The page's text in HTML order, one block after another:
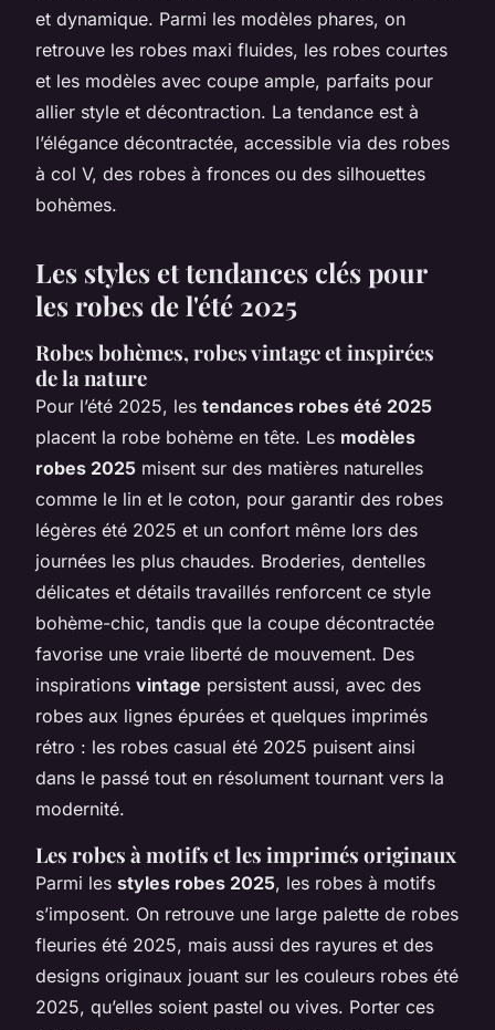
et dynamique. Parmi les modèles phares, on
retrouve les robes maxi fluides, les robes courtes
et les modèles avec coupe ample, parfaits pour
allier style et décontraction. La tendance est à
l’élégance décontractée, accessible via des robes
à col V, des robes à fronces ou des silhouettes
bohèmes.
Les styles et tendances clés pour
les robes de l'été 2025
Robes bohèmes, robes vintage et inspirées
de la nature
Pour l’été 2025, les tendances robes été 2025
placent la robe bohème en tête. Les modèles
robes 2025 misent sur des matières naturelles
comme le lin et le coton, pour garantir des robes
légères été 2025 et un confort même lors des
journées les plus chaudes. Broderies, dentelles
délicates et détails travaillés renforcent ce style
bohème-chic, tandis que la coupe décontractée
favorise une vraie liberté de mouvement. Des
inspirations vintage persistent aussi, avec des
robes aux lignes épurées et quelques imprimés
rétro : les robes casual été 2025 puisent ainsi
dans le passé tout en résolument tournant vers la
modernité.
Les robes à motifs et les imprimés originaux
Parmi les styles robes 2025, les robes à motifs
s’imposent. On retrouve une large palette de robes
fleuries été 2025, mais aussi des rayures et des
designs originaux jouant sur les couleurs robes été
2025, qu’elles soient pastel ou vives. Porter ces